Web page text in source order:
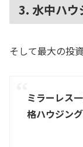
3. 水中ハ
そして最大の投資
ミラーレス
格ハウジング